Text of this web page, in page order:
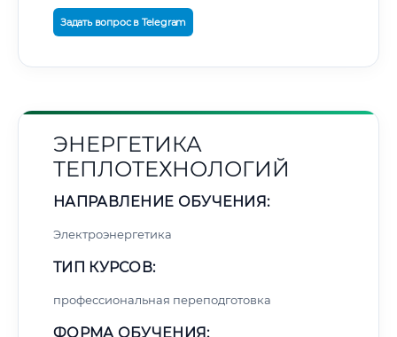
Задать вопрос в Telegram
ЭНЕРГЕТИКА
ТЕПЛОТЕХНОЛОГИЙ
НАПРАВЛЕНИЕ ОБУЧЕНИЯ:
Электроэнергетика
ТИП КУРСОВ:
профессиональная переподготовка
ФОРМА ОБУЧЕНИЯ: